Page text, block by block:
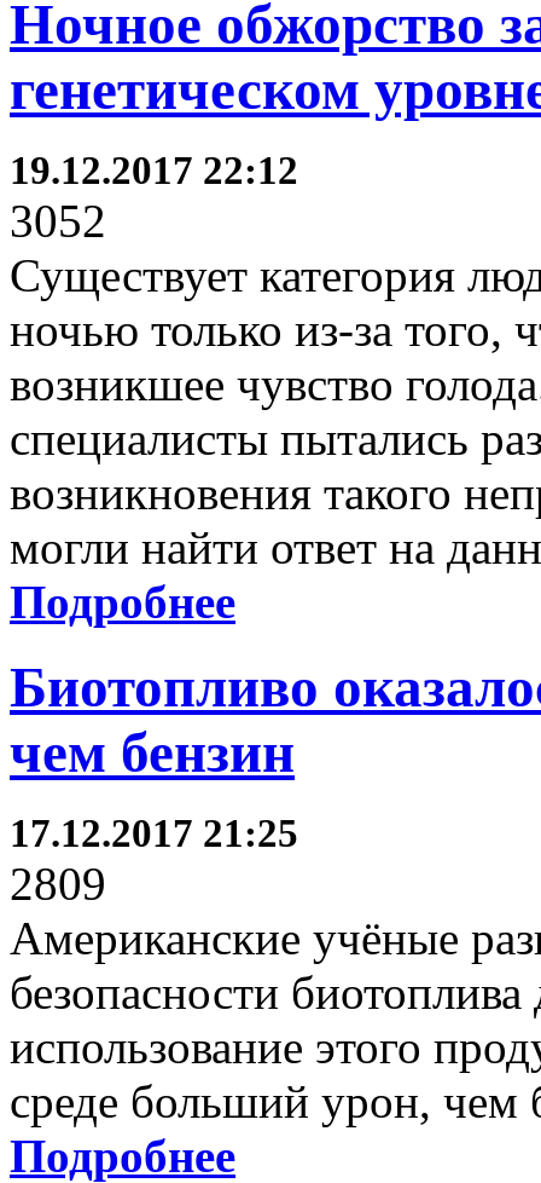
Ночное обжорство
генетическом
19.12.2017 22:12
3052
Существует категория
ночью только из-за того,
возникшее чувство
специалисты пытались
возникновения такого
могли найти ответ на
Подробнее
Биотопливо
чем бензин
17.12.2017 21:25
2809
Американские учёные
безопасности
использование этого
среде больший урон, чем
Подробнее